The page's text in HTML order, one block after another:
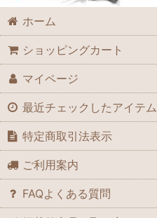
ホーム
ショッピングカート
マイページ
最近チェックしたアイテム
特定商取引法表示
ご利用案内
FAQよくある質問